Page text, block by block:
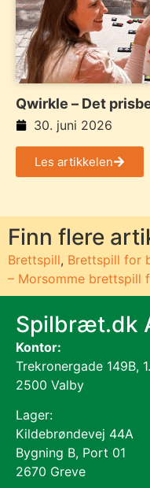
Qwirkle – Det
farger, former og
30. juni 2026
Les artikkelen
Finn flere
Brettspill, Brettspill for
– Morsomme brettspill
Spilbræt.dk
Kontor:
Trekronergade 149B,
2500 Valby
Lager:
Kildebrøndevej 44A
Bygning B, Port 01
2670 Greve